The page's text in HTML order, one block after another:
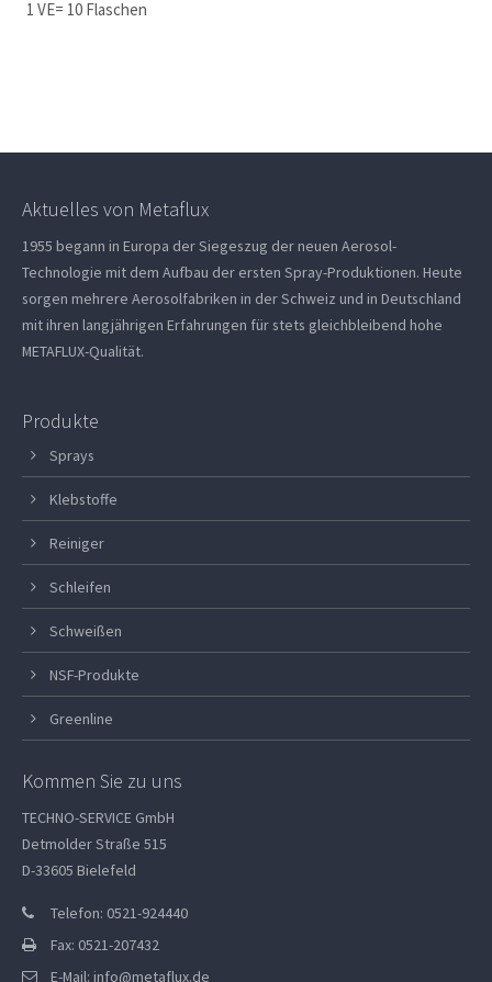
1 VE= 10 Flaschen
Aktuelles von Metaflux
1955 begann in Europa der Siegeszug der neuen Aerosol-
Technologie mit dem Aufbau der ersten Spray-Produktionen. Heute
sorgen mehrere Aerosolfabriken in der Schweiz und in Deutschland
mit ihren langjährigen Erfahrungen für stets gleichbleibend hohe
METAFLUX-Qualität.
Produkte
Sprays
Klebstoffe
Reiniger
Schleifen
Schweißen
NSF-Produkte
Greenline
Kommen Sie zu uns
TECHNO-SERVICE GmbH
Detmolder Straße 515
D-33605 Bielefeld
Telefon: 0521-924440
Fax: 0521-207432
E-Mail: info@metaflux.de